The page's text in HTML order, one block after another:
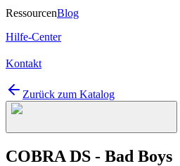
RessourcenBlog
Hilfe-Center
Kontakt
Zurück zum Katalog
COBRA DS - Bad Boys